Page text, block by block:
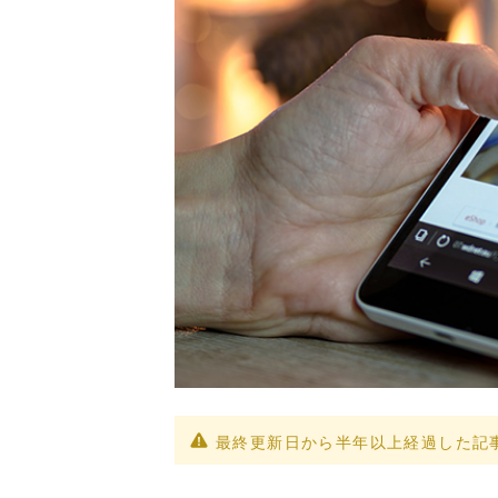
最終更新日から半年以上経過した記